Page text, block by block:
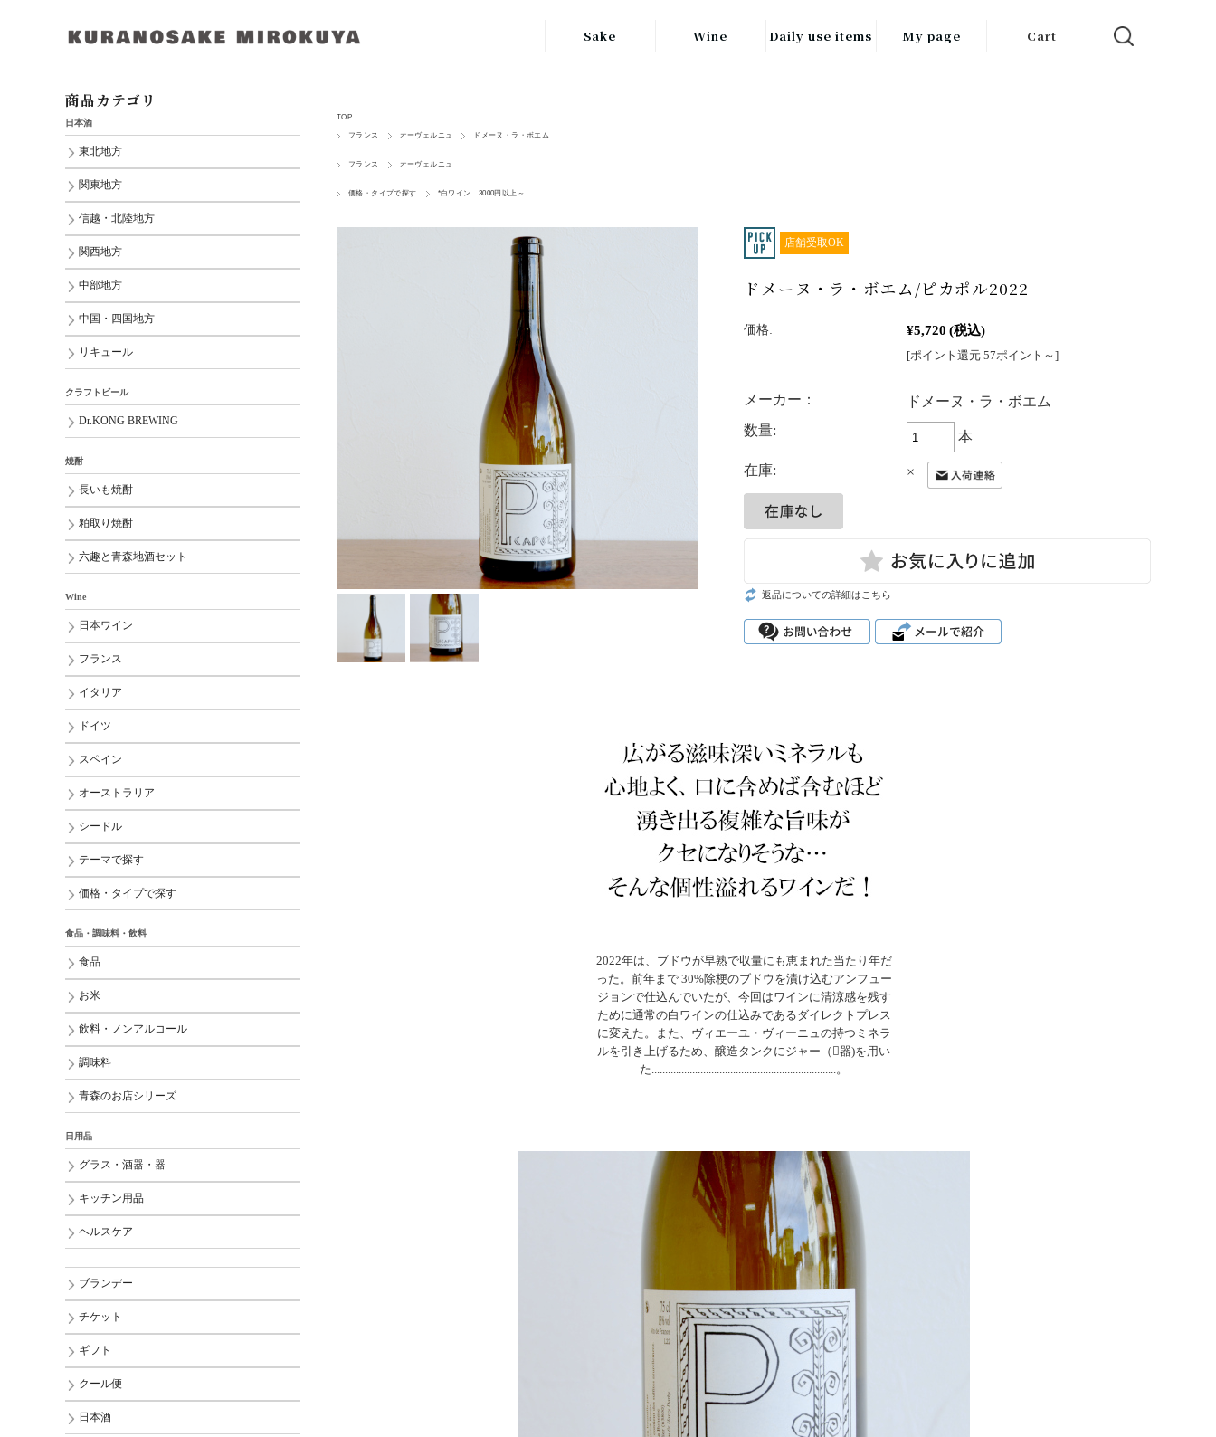
Sake
関西の地酒
Wine
イタリア
GERMANY
Daily use items
グラス・酒器・
My page Cart
TOP
フランス オーヴェルニュ ドメーヌ・ラ・ボエム
フランス オーヴェルニュ
価格・タイプで探す *白ワイン 3000円以上～
店舗受取OK
ドメーヌ・ラ・ボエム/ピカポル2022
価格: ¥5,720 (税込)
[ポイント還元 57ポイント～]
メーカー：
ドメーヌ・ラ・ボエム
数量:
本
在庫: ×
返品についての詳細はこちら
2022年は、ブドウが早熟で収量にも恵まれた当たり年だ
った。前年まで 30%除梗のブドウを漬け込むアンフュー
ジョンで仕込んでいたが、今回はワインに清涼感を残す
ために通常の白ワインの仕込みであるダイレクトプレス
に変えた。また、ヴィエーユ・ヴィーニュの持つミネラ
ルを引き上げるため、醸造タンクにジャー（器)を用い
た....................................................................。
商品カテゴリ
日本酒
東北地方
関東地方
信越・北陸地方
関西地方
中部地方
中国・四国地方
リキュール
クラフトビール
Dr.KONG BREWING
焼酎
長いも焼酎
粕取り焼酎
六趣と青森地酒セット
Wine
日本ワイン
フランス
イタリア
ドイツ
スペイン
オーストラリア
シードル
テーマで探す
価格・タイプで探す
食品・調味料・飲料
食品
お米
飲料・ノンアルコール
調味料
青森のお店シリーズ
日用品
グラス・酒器・器
キッチン用品
ヘルスケア
ブランデー
チケット
ギフト
クール便
日本酒